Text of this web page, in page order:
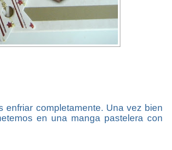
enfriar completamente. Una vez bien
en una manga pastelera con